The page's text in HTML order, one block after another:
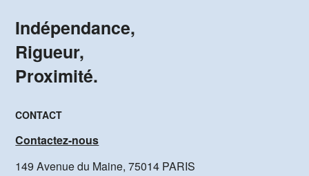
Indépendance,
Rigueur,
Proximité.
CONTACT
Contactez-nous
149 Avenue du Maine, 75014 PARIS